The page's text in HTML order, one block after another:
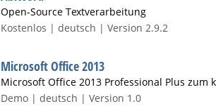
Open-Source Textverarbeitung
Kostenlos | deutsch | Version 2.9.2
Microsoft Office 2013
Microsoft Office 2013 Professional Plus zum
Demo | deutsch | Version 1.0